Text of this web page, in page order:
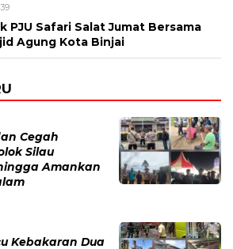
PJU Safari Salat Jumat Bersama
Agung Kota Binjai
Cegah
Silau
Amankan
Kebakaran Dua